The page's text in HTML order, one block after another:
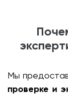
Мы
проверке и